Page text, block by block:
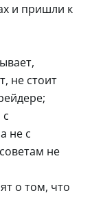
и пришли к
не стоит
не с
не
о том, что